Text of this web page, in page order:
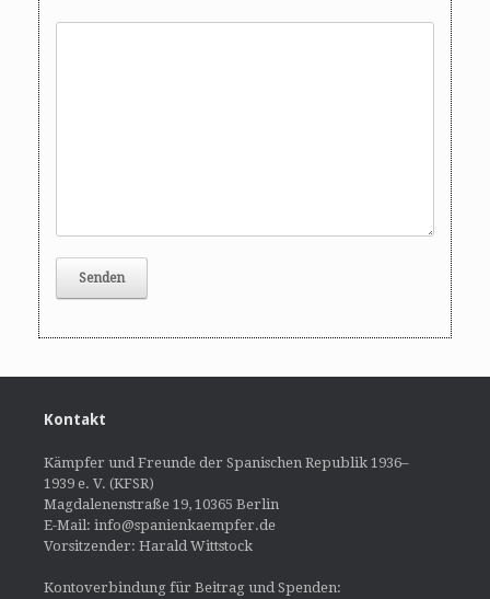
Kontakt
Kämpfer und Freunde der Spanischen Republik 1936–
1939 e. V. (KFSR)
Magdalenenstraße 19, 10365 Berlin
E-Mail: info@spanienkaempfer.de
Vorsitzender: Harald Wittstock
Kontoverbindung für Beitrag und Spenden: